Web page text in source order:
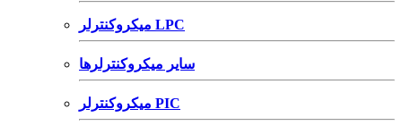
میکروکنترلر LPC
سایر میکروکنترلرها
میکروکنترلر PIC